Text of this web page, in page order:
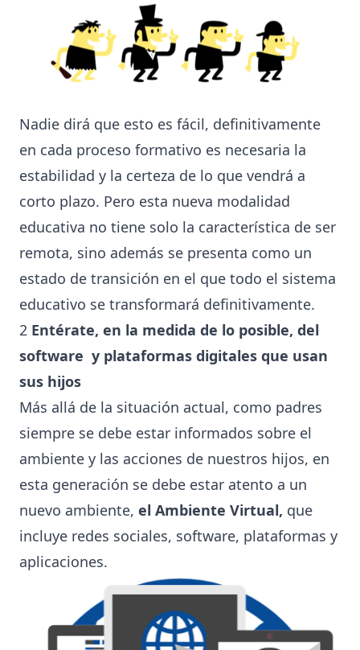
Nadie dirá que esto es fácil, definitivamente
en cada proceso formativo es necesaria la
estabilidad y la certeza de lo que vendrá a
corto plazo. Pero esta nueva modalidad
educativa no tiene solo la característica de ser
remota, sino además se presenta como un
estado de transición en el que todo el sistema
educativo se transformará definitivamente.
2 Entérate, en la medida de lo posible, del
software y plataformas digitales que usan
sus hijos
Más allá de la situación actual, como padres
siempre se debe estar informados sobre el
ambiente y las acciones de nuestros hijos, en
esta generación se debe estar atento a un
nuevo ambiente, el Ambiente Virtual, que
incluye redes sociales, software, plataformas y
aplicaciones.